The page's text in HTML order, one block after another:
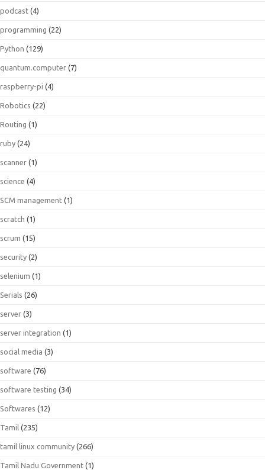
podcast (4)
programming (22)
Python (129)
quantum.computer (7)
raspberry-pi (4)
Robotics (22)
Routing (1)
ruby (24)
scanner (1)
science (4)
SCM management (1)
scratch (1)
scrum (15)
security (2)
selenium (1)
Serials (26)
server (3)
server integration (1)
social media (3)
software (76)
software testing (34)
Softwares (12)
Tamil (235)
tamil linux community (266)
Tamil Nadu Government (1)